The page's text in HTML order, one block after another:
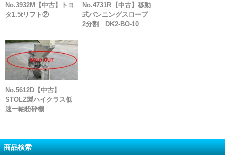
No.3932M【中古】トヨ
タ1.5tリフト②
No.4731R【中古】移動
式バンニングスロープ
2分割 DK2-BO-10
No.5612D【中古】
STOLZ製ハイクラス低
速一軸粉砕機
商品検索